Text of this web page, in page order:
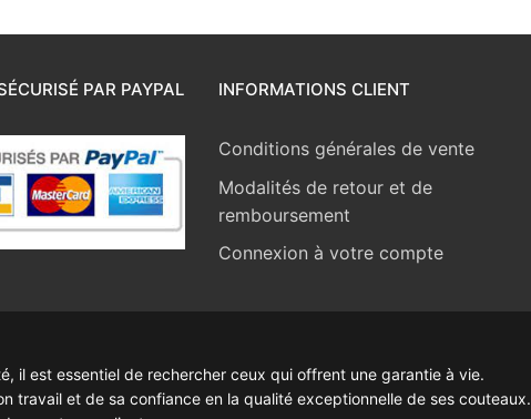
PAR PAYPAL INFORMATIONS CLIENT
Conditions générales de vente
Modalités de retour et de
remboursement
Connexion à votre compte
il est essentiel de rechercher ceux qui offrent une garantie à vie.
travail et de sa confiance en la qualité exceptionnelle de ses couteaux.